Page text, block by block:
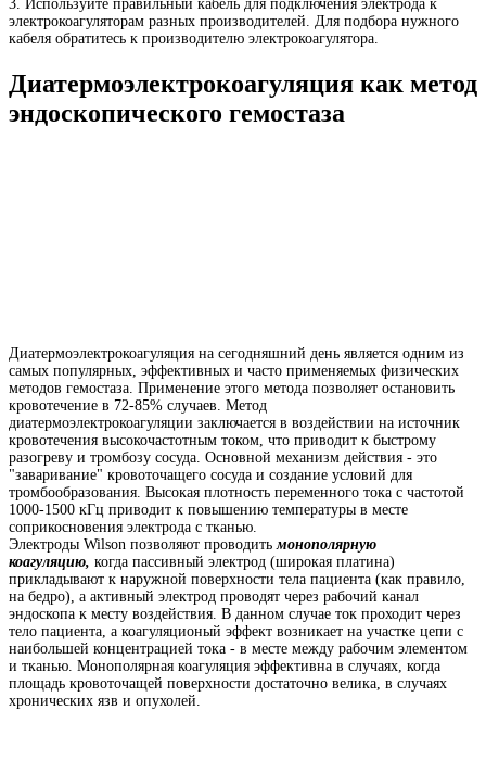
3. Используйте правильный кабель для подключения электрода к
электрокоагуляторам разных производителей. Для подбора нужного
кабеля обратитесь к производителю электрокоагулятора.
Диатермоэлектрокоагуляция как метод
эндоскопического гемостаза
Диатермоэлектрокоагуляция на сегодняшний день является одним из
самых популярных, эффективных и часто применяемых физических
методов гемостаза. Применение этого метода позволяет остановить
кровотечение в 72-85% случаев. Метод
диатермоэлектрокоагуляции заключается в воздействии на источник
кровотечения высокочастотным током, что приводит к быстрому
разогреву и тромбозу сосуда. Основной механизм действия - это
"заваривание" кровоточащего сосуда и создание условий для
тромбообразования. Высокая плотность переменного тока с частотой
1000-1500 кГц приводит к повышению температуры в месте
соприкосновения электрода с тканью.
Электроды Wilson позволяют проводитьмонополярную
коагуляцию, когда пассивный электрод (широкая платина)
прикладывают к наружной поверхности тела пациента (как правило,
на бедро), а активный электрод проводят через рабочий канал
эндоскопа к месту воздействия. В данном случае ток проходит через
тело пациента, а коагуляционый эффект возникает на участке цепи с
наибольшей концентрацией тока - в месте между рабочим элементом
и тканью. Монополярная коагуляция эффективна в случаях, когда
площадь кровоточащей поверхности достаточно велика, в случаях
хронических язв и опухолей.